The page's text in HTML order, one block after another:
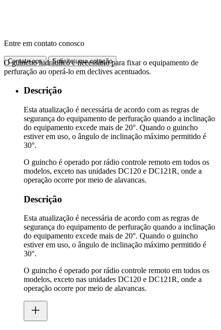
Entre em contato conosco
Contate-nos Solicite uma cotação
O guincho hidráulico é necessário para fixar o equipamento de
perfuração ao operá-lo em declives acentuados.
Descrição
Esta atualização é necessária de acordo com as regras de
segurança do equipamento de perfuração quando a inclinação
do equipamento excede mais de 20°. Quando o guincho
estiver em uso, o ângulo de inclinação máximo permitido é
30°.
O guincho é operado por rádio controle remoto em todos os
modelos, exceto nas unidades DC120 e DC121R, onde a
operação ocorre por meio de alavancas.
Descrição
Esta atualização é necessária de acordo com as regras de
segurança do equipamento de perfuração quando a inclinação
do equipamento excede mais de 20°. Quando o guincho
estiver em uso, o ângulo de inclinação máximo permitido é
30°.
O guincho é operado por rádio controle remoto em todos os
modelos, exceto nas unidades DC120 e DC121R, onde a
operação ocorre por meio de alavancas.